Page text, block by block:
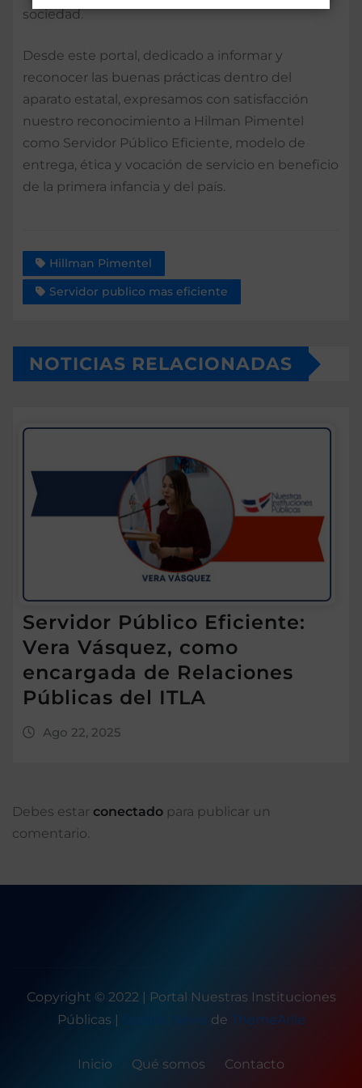
sociedad.
Desde este portal, dedicado a informar y
reconocer las buenas prácticas dentro del
aparato estatal, expresamos con satisfacción
nuestro reconocimiento a Hilman Pimentel
como Servidor Público Eficiente, modelo de
entrega, ética y vocación de servicio en beneficio
de la primera infancia y del país.
Hillman Pimentel
Servidor publico mas eficiente
NOTICIAS RELACIONADAS
Servidor Público Eficiente:
Vera Vásquez, como
encargada de Relaciones
Públicas del ITLA
Ago 22, 2025
Debes estar conectado para publicar un
comentario.
Copyright © 2022 | Portal Nuestras Instituciones
Públicas | Seattle News de ThemeArile
Inicio Qué somos Contacto